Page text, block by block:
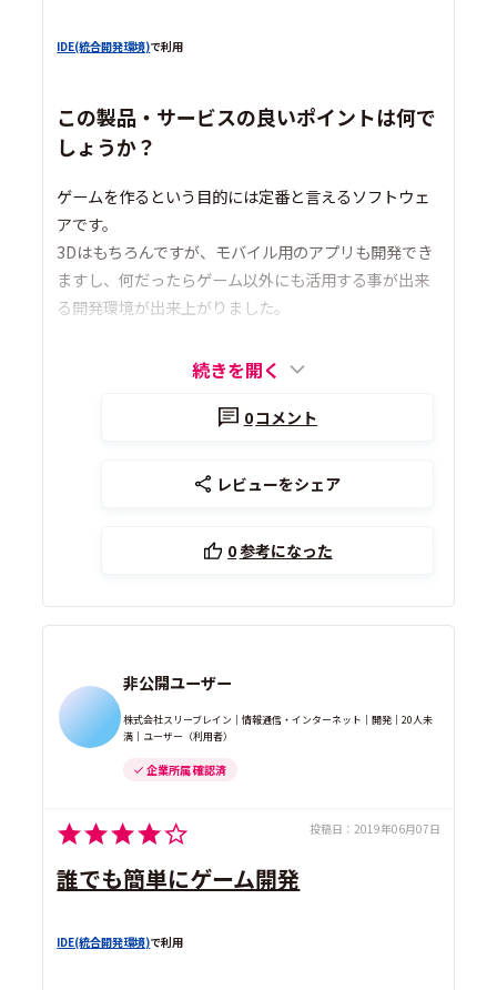
IDE(統合開発環境)で利用
この製品・サービスの良いポイントは何で
しょうか？
ゲームを作るという目的には定番と言えるソフトウェ
アです。
3Dはもちろんですが、モバイル用のアプリも開発でき
ますし、何だったらゲーム以外にも活用する事が出来
る開発環境が出来上がりました。
続きを開く
0コメント
レビューをシェア
0参考になった
非公開ユーザー
株式会社スリーブレイン｜情報通信・インターネット｜開発｜20人未
満｜ユーザー（利用者）
企業所属 確認済
投稿日： 2019年06月07日
誰でも簡単にゲーム開発
IDE(統合開発環境)で利用